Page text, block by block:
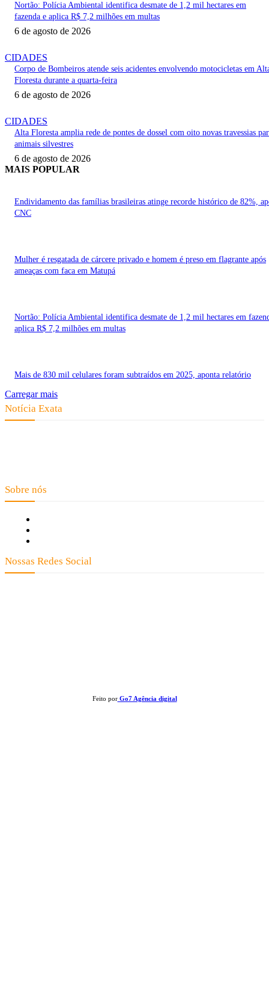
Nortão: Polícia Ambiental identifica desmate de 1,2 mil hectares em
fazenda e aplica R$ 7,2 milhões em multas
6 de agosto de 2026
CIDADES
Corpo de Bombeiros atende seis acidentes envolvendo motocicletas em
Floresta durante a quarta-feira
6 de agosto de 2026
CIDADES
Alta Floresta amplia rede de pontes de dossel com oito novas travessias
animais silvestres
6 de agosto de 2026
MAIS POPULAR
Endividamento das famílias brasileiras atinge recorde histórico de 82%,
CNC
Mulher é resgatada de cárcere privado e homem é preso em flagrante após
ameaças com faca em Matupá
Nortão: Polícia Ambiental identifica desmate de 1,2 mil hectares em
aplica R$ 7,2 milhões em multas
Mais de 830 mil celulares foram subtraídos em 2025, aponta relatório
Carregar mais
Notícia Exata
Sobre nós
Nossas Redes Social
Feito porGo7 Agência digital